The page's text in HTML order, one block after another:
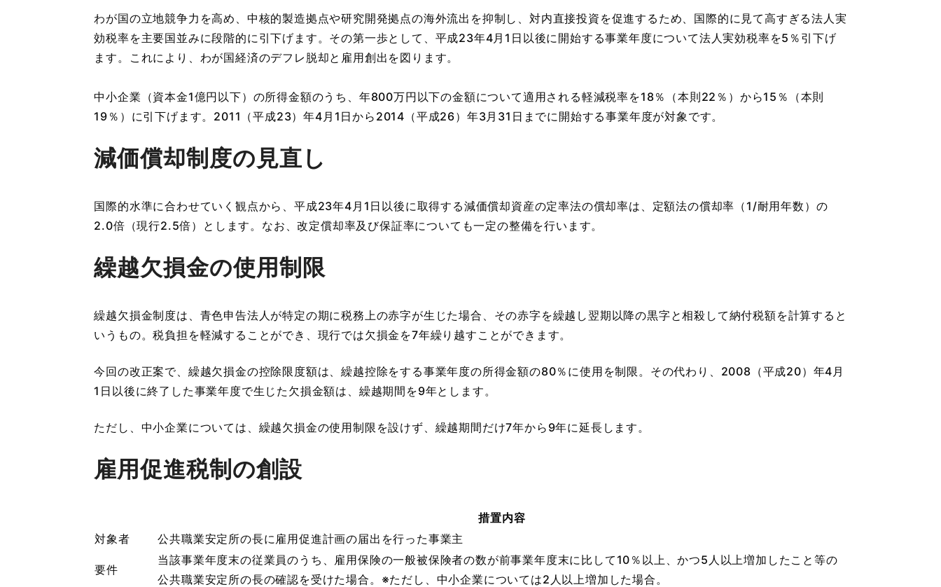
わが国の立地競争力を高め、中核的製造拠点や研究開発拠点の海外流出を抑制し、対内直接投資を促進するため、国際的に見て高すぎる法人実
効税率を主要国並みに段階的に引下げます。その第一歩として、平成23年4月1日以後に開始する事業年度について法人実効税率を5％引下げ
ます。これにより、わが国経済のデフレ脱却と雇用創出を図ります。
中小企業（資本金1億円以下）の所得金額のうち、年800万円以下の金額について適用される軽減税率を18％（本則22％）から15％（本則
19％）に引下げます。2011（平成23）年4月1日から2014（平成26）年3月31日までに開始する事業年度が対象です。
減価償却制度の見直し
国際的水準に合わせていく観点から、平成23年4月1日以後に取得する減価償却資産の定率法の償却率は、定額法の償却率（1/耐用年数）の
2.0倍（現行2.5倍）とします。なお、改定償却率及び保証率についても一定の整備を行います。
繰越欠損金の使用制限
繰越欠損金制度は、青色申告法人が特定の期に税務上の赤字が生じた場合、その赤字を繰越し翌期以降の黒字と相殺して納付税額を計算すると
いうもの。税負担を軽減することができ、現行では欠損金を7年繰り越すことができます。
今回の改正案で、繰越欠損金の控除限度額は、繰越控除をする事業年度の所得金額の80％に使用を制限。その代わり、2008（平成20）年4月
1日以後に終了した事業年度で生じた欠損金額は、繰越期間を9年とします。
ただし、中小企業については、繰越欠損金の使用制限を設けず、繰越期間だけ7年から9年に延長します。
雇用促進税制の創設
措置内容
対象者
公共職業安定所の長に雇用促進計画の届出を行った事業主
要件
当該事業年度末の従業員のうち、雇用保険の一般被保険者の数が前事業年度末に比して10％以上、かつ5人以上増加したこと等の
公共職業安定所の長の確認を受けた場合。※ただし、中小企業については2人以上増加した場合。